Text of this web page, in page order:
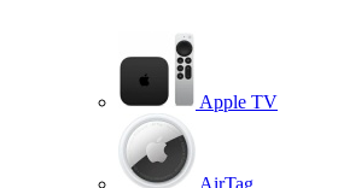
Apple TV